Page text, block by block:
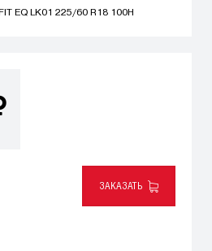
EQ LK01 225/60 R18 100H
ЗАКАЗАТЬ